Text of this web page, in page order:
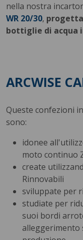
nella nostra
WR 20/30,
bottiglie di acqua
ARCWISE
Queste confezioni
sono:
idonee
moto continuo
create
Rinnovabili
sviluppate per
studiate per
suoi bordi
alleggerimento